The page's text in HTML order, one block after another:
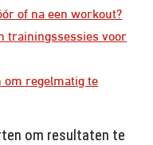
of na een workout?
trainingssessies voor
om regelmatig te
om resultaten te